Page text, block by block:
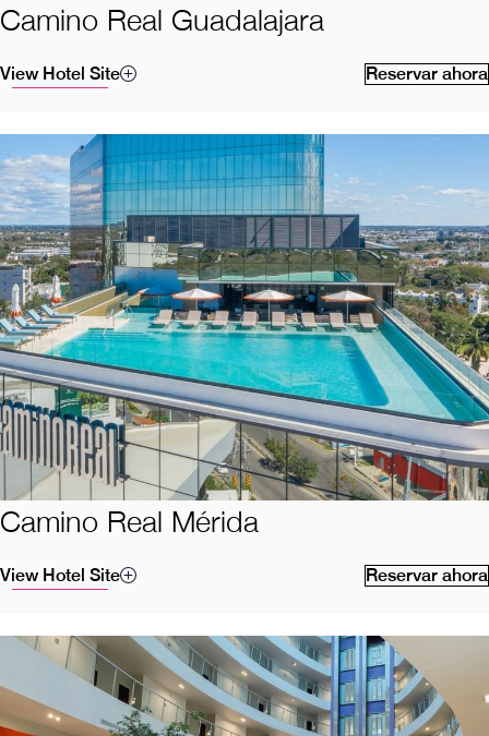
Camino Real Guadalajara
Reservar ahora
View Hotel Site
Camino Real Mérida
Reservar ahora
View Hotel Site